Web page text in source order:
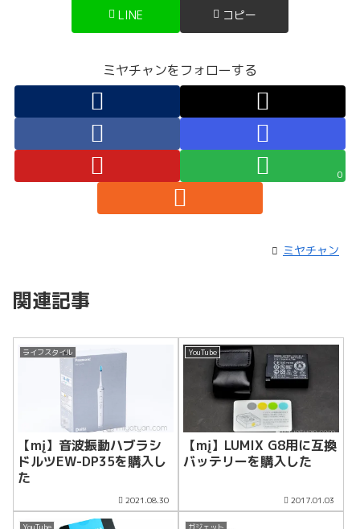
LINE コピー
ミヤチャンをフォローする
0
ミヤチャン
関連記事
ライフスタイル
【mį】音波振動ハブラシ
ドルツEW-DP35を購入し
た
2021.08.30
YouTube
【mį】LUMIX G8用に互換
バッテリーを購入した
2017.01.03
YouTube ガジェット